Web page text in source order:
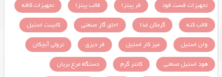
تجهیزات فست فود
فر پیتزا قالب پیتزا
تجهیزات کافه
قالب کته
گرمکن غذا اجاق گاز صنعتی
کابینت استیل
وان استیل
میز کار استیل فر دیزی
ترولی آبچکان
هود استیل صنعتی
کانتر گرم
دستگاه مرغ بریان